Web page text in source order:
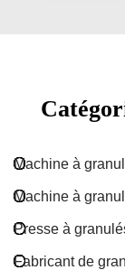
Machine à
Machine à
Presse à
Fabricant de